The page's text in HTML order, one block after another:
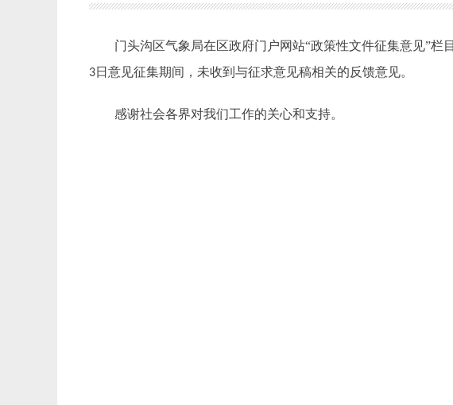
门头沟区气象局在区政府门户网站“政策性文件征集意见”栏
3日意见征集期间，未收到与征求意见稿相关的反馈意见。
感谢社会各界对我们工作的关心和支持。